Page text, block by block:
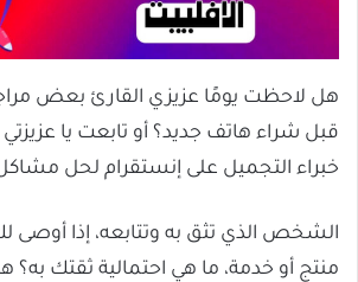
هل لاحظت يومًا عزيزي القارئ بعض
قبل شراء هاتف جديد؟ أو تابعت يا عزيزتي
خبراء التجميل على إنستقرام لحل
الشخص الذي تثق به وتتابعه، إذا أوصى
منتج أو خدمة، ما هي احتمالية ثقتك به؟